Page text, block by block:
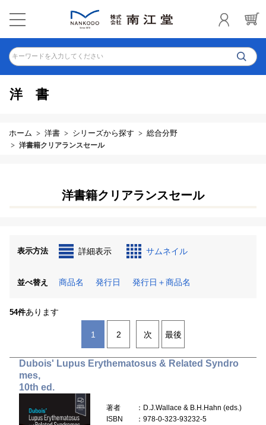
キーワードを入力してください
洋書
ホーム 洋書 シリーズから探す 総合分野
洋書籍クリアランスセール
洋書籍クリアランスセール
表示方法 詳細表示 サムネイル
並べ替え 商品名 発行日 発行日＋商品名
54件あります
1 2 次 最後
Dubois' Lupus Erythematosus & Related Syndro
mes,
10th ed.
著者
：D.J.Wallace & B.H.Hahn (eds.)
ISBN
：978-0-323-93232-5